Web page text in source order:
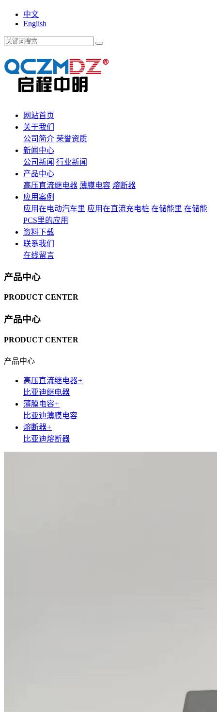
中文
English
网站首页
关于我们
公司简介 荣誉资质
新闻中心
公司新闻 行业新闻
产品中心
高压直流继电器 薄膜电容 熔断器
应用案例
应用在电动汽车里 应用在直流充电桩 在储能里 在储能
PCS里的应用
资料下载
联系我们
在线留言
产品中心
PRODUCT CENTER
产品中心
PRODUCT CENTER
产品中心
高压直流继电器+
比亚迪继电器
薄膜电容+
比亚迪薄膜电容
熔断器+
比亚迪熔断器